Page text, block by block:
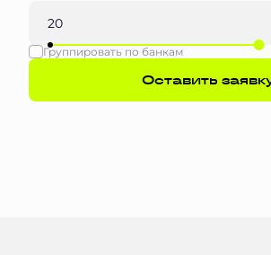
Группировать по банкам
Оставить